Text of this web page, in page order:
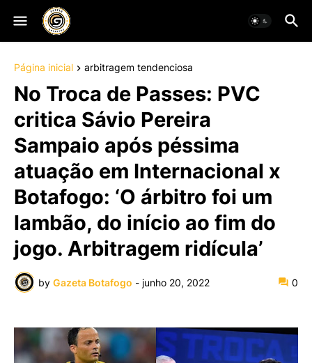
Página inicial arbitragem tendenciosa
No Troca de Passes: PVC
critica Sávio Pereira
Sampaio após péssima
atuação em Internacional x
Botafogo: ‘O árbitro foi um
lambão, do início ao fim do
jogo. Arbitragem ridícula’
by Gazeta Botafogo - junho 20, 2022 0